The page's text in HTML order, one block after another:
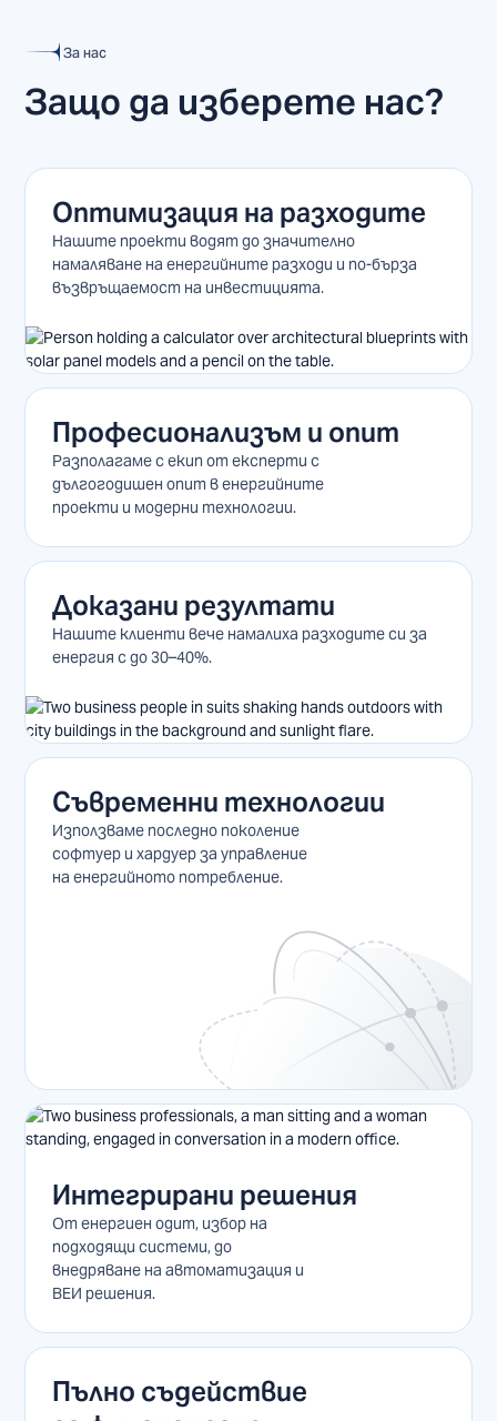
За нас
Защо да изберете нас?
Оптимизация на разходите
Нашите проекти водят до значително
намаляване на енергийните разходи и по-бърза
възвръщаемост на инвестицията.
Професионализъм и опит
Разполагаме с екип от експерти с
дългогодишен опит в енергийните
проекти и модерни технологии.
Доказани резултати
Нашите клиенти вече намалиха разходите си за
енергия с до 30–40%.
Съвременни технологии
Използваме последно поколение
софтуер и хардуер за управление
на енергийното потребление.
Интегрирани решения
От енергиен одит, избор на
подходящи системи, до
внедряване на автоматизация и
ВЕИ решения.
Пълно съдействие